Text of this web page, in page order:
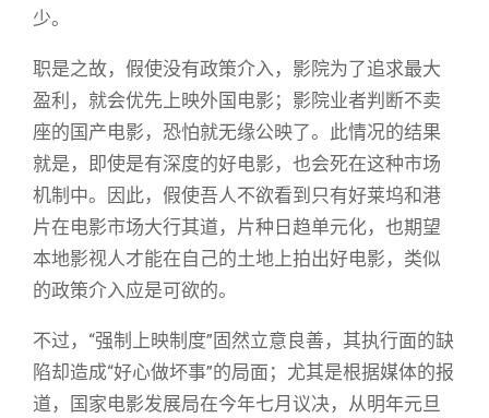
少。
职是之故，假使没有政策介入，影院为了追求最大
盈利，就会优先上映外国电影；影院业者判断不卖
座的国产电影，恐怕就无缘公映了。此情况的结果
就是，即使是有深度的好电影，也会死在这种市场
机制中。因此，假使吾人不欲看到只有好莱坞和港
片在电影市场大行其道，片种日趋单元化，也期望
本地影视人才能在自己的土地上拍出好电影，类似
的政策介入应是可欲的。
不过，“强制上映制度”固然立意良善，其执行面的缺
陷却造成“好心做坏事”的局面；尤其是根据媒体的报
道，国家电影发展局在今年七月议决，从明年元旦